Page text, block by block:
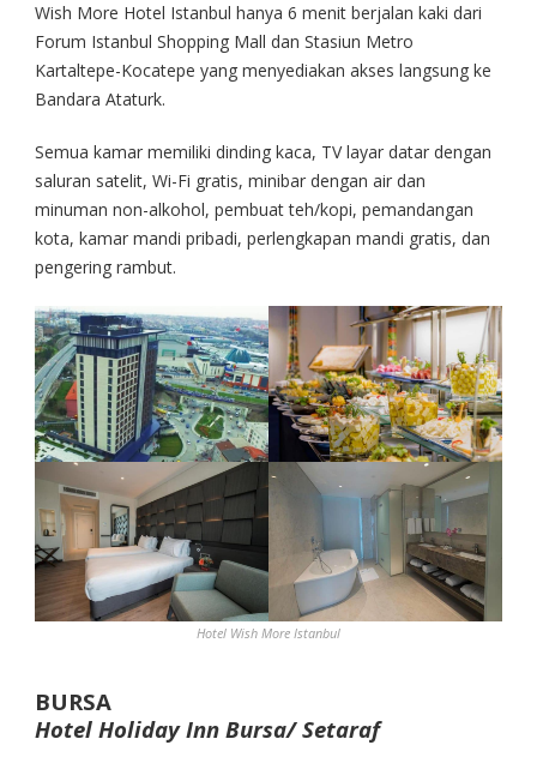
Wish More Hotel Istanbul hanya 6 menit berjalan kaki dari
Forum Istanbul Shopping Mall dan Stasiun Metro
Kartaltepe-Kocatepe yang menyediakan akses langsung ke
Bandara Ataturk.
Semua kamar memiliki dinding kaca, TV layar datar dengan
saluran satelit, Wi-Fi gratis, minibar dengan air dan
minuman non-alkohol, pembuat teh/kopi, pemandangan
kota, kamar mandi pribadi, perlengkapan mandi gratis, dan
pengering rambut.
Hotel Wish More Istanbul
BURSA
Hotel Holiday Inn Bursa/ Setaraf